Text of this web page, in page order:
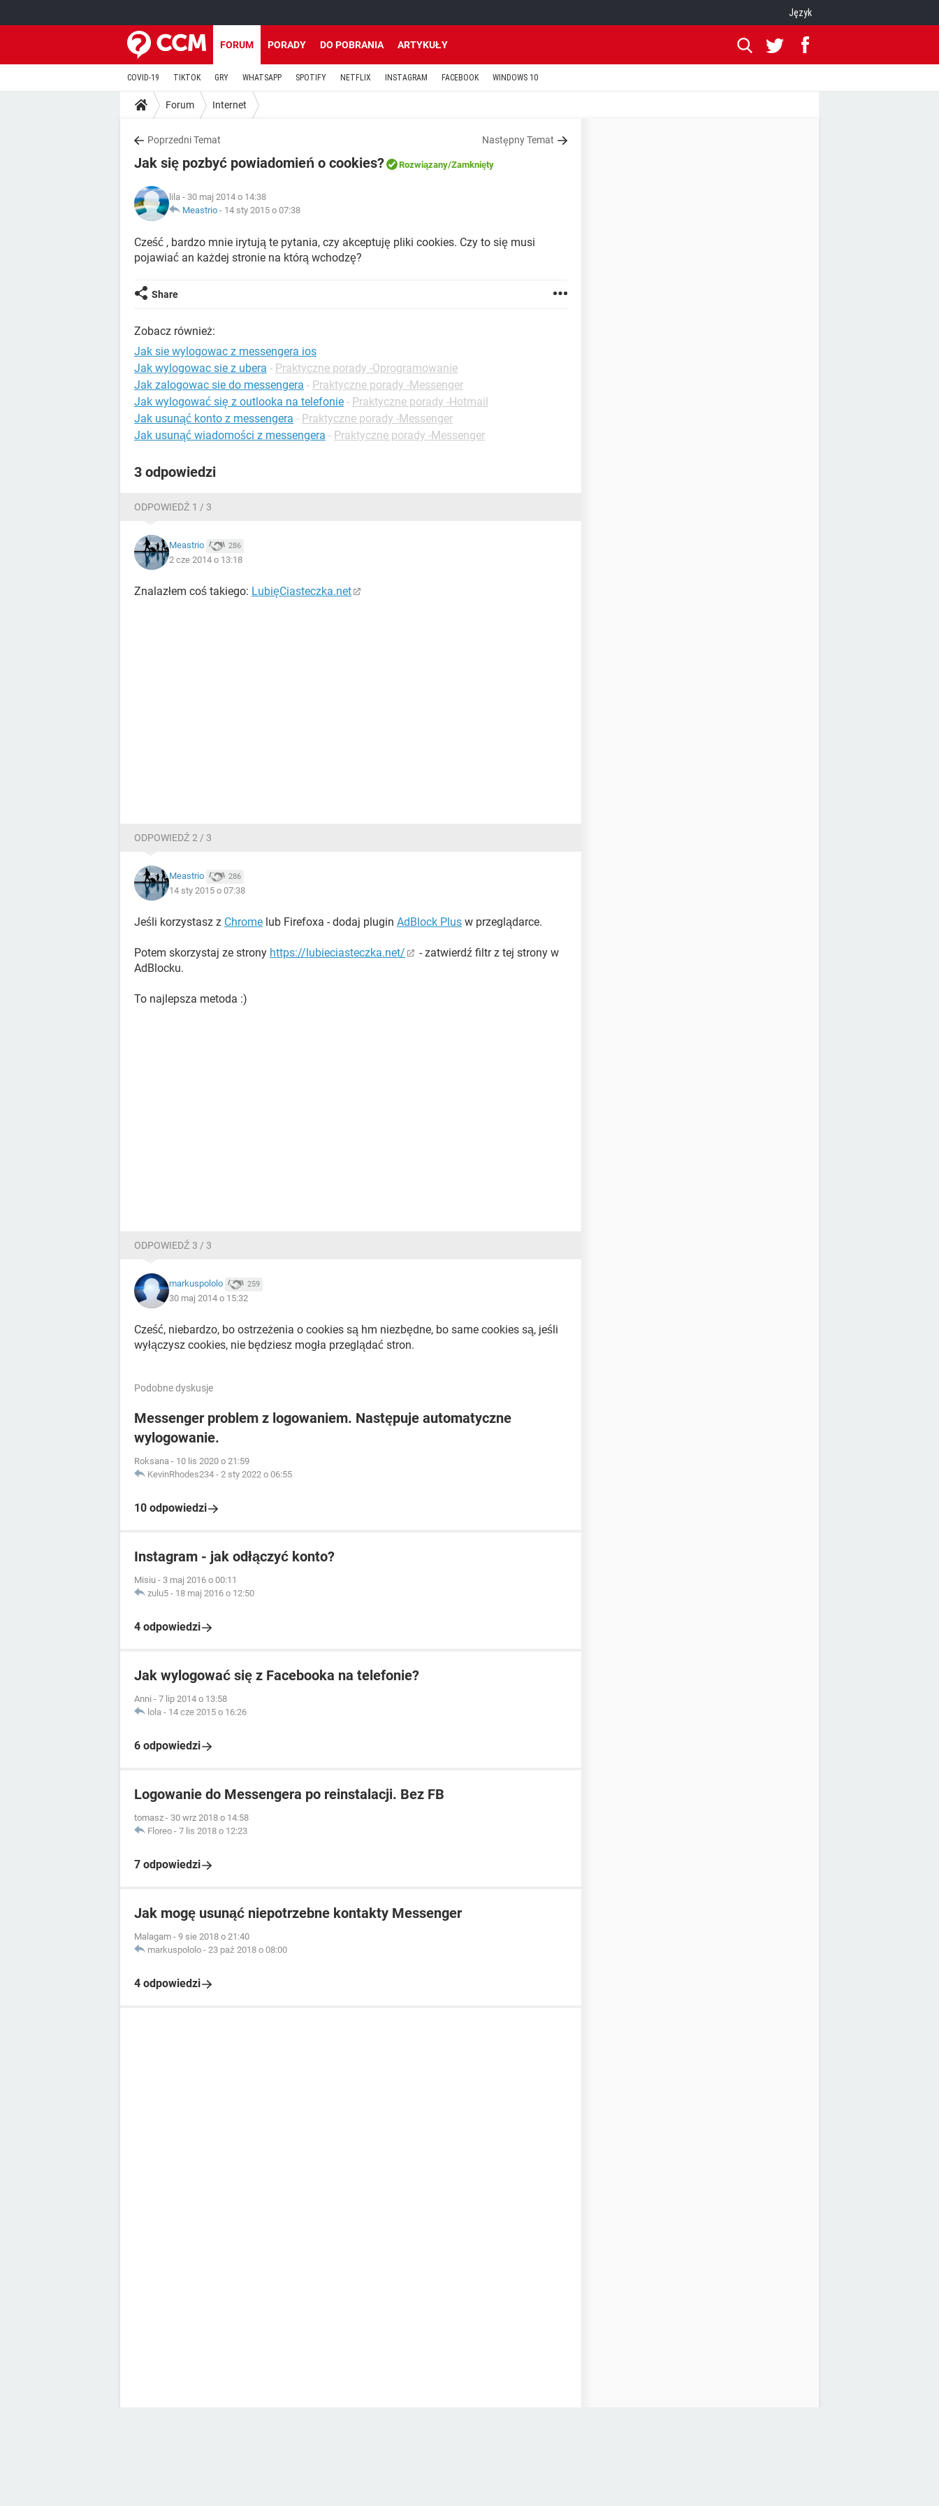
Język
FORUM PORADY DO POBRANIA ARTYKUŁY
COVID-19 TIKTOK GRY WHATSAPP SPOTIFY NETFLIX INSTAGRAM FACEBOOK WINDOWS 10
Forum Internet
Poprzedni Temat Następny Temat
Jak się pozbyć powiadomień o cookies? Rozwiązany/Zamknięty
lila - 30 maj 2014 o 14:38
Meastrio - 14 sty 2015 o 07:38
Cześć , bardzo mnie irytują te pytania, czy akceptuję pliki cookies. Czy to się musi
pojawiać an każdej stronie na którą wchodzę?
Share
Zobacz również:
Jak sie wylogowac z messengera ios
Jak wylogowac sie z ubera - Praktyczne porady -Oprogramowanie
Jak zalogowac sie do messengera - Praktyczne porady -Messenger
Jak wylogować się z outlooka na telefonie - Praktyczne porady -Hotmail
Jak usunąć konto z messengera - Praktyczne porady -Messenger
Jak usunąć wiadomości z messengera - Praktyczne porady -Messenger
3 odpowiedzi
ODPOWIEDŹ 1 / 3
Meastrio 286
2 cze 2014 o 13:18
Znalazłem coś takiego: LubięCiasteczka.net
ODPOWIEDŹ 2 / 3
Meastrio 286
14 sty 2015 o 07:38
Jeśli korzystasz z Chrome lub Firefoxa - dodaj plugin AdBlock Plus w przeglądarce.
Potem skorzystaj ze strony https://lubieciasteczka.net/
- zatwierdź filtr z tej strony w
AdBlocku.
To najlepsza metoda :)
ODPOWIEDŹ 3 / 3
markuspololo 259
30 maj 2014 o 15:32
Cześć, niebardzo, bo ostrzeżenia o cookies są hm niezbędne, bo same cookies są, jeśli
wyłączysz cookies, nie będziesz mogła przeglądać stron.
Podobne dyskusje
Messenger problem z logowaniem. Następuje automatyczne
wylogowanie.
Roksana - 10 lis 2020 o 21:59
KevinRhodes234 - 2 sty 2022 o 06:55
10 odpowiedzi
Instagram - jak odłączyć konto?
Misiu - 3 maj 2016 o 00:11
zulu5 - 18 maj 2016 o 12:50
4 odpowiedzi
Jak wylogować się z Facebooka na telefonie?
Anni - 7 lip 2014 o 13:58
lola - 14 cze 2015 o 16:26
6 odpowiedzi
Logowanie do Messengera po reinstalacji. Bez FB
tomasz - 30 wrz 2018 o 14:58
Floreo - 7 lis 2018 o 12:23
7 odpowiedzi
Jak mogę usunąć niepotrzebne kontakty Messenger
Malagam - 9 sie 2018 o 21:40
markuspololo - 23 paź 2018 o 08:00
4 odpowiedzi